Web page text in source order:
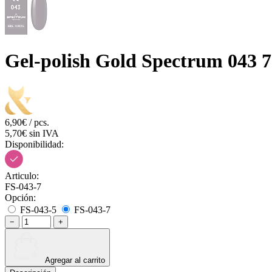
Gel-polish Gold Spectrum 043
6,90€ / pcs.
5,70€ sin IVA
Disponibilidad:
Articulo:
FS-043-7
Opción:
FS-043-5
FS-043-7
− +
Agregar al carrito